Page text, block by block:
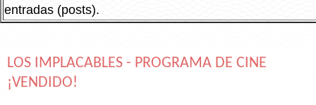
entradas (posts).
LOS IMPLACABLES - PROGRAMA DE CINE
¡VENDIDO!